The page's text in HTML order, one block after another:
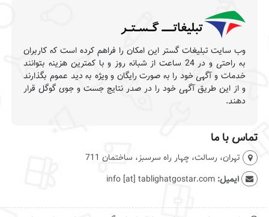
وب سایت تبلیغات گستر این امکان را فراهم کرده است که کاربران
به راحتی و در 24 ساعت از شبانه روز و با کمترین هزینه بتوانند
خدمات و آگهی خود را به صورت رایگان و ویژه به دید عموم بگذارند
و از این طریق آگهی خود را در صدر نتایج جست و جوی گوگل قرار
دهند.
تماس با ما
تهران، رسالت، چهار راه سرسبز، ساختمان 711
ایمیل:info [at] tablighatgostar.com